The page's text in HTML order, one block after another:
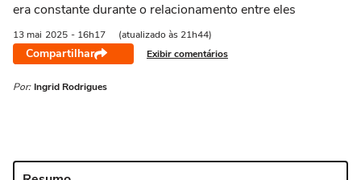
era constante durante o relacionamento entre eles
13 mai 2025 - 16h17 (atualizado às 21h44)
Compartilhar Exibir comentários
Por: Ingrid Rodrigues